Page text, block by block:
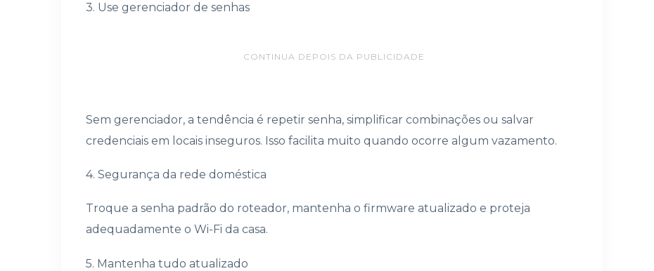
3. Use gerenciador de senhas
CONTINUA DEPOIS DA PUBLICIDADE
Sem gerenciador, a tendência é repetir senha, simplificar combinações ou salvar
credenciais em locais inseguros. Isso facilita muito quando ocorre algum vazamento.
4. Segurança da rede doméstica
Troque a senha padrão do roteador, mantenha o firmware atualizado e proteja
adequadamente o Wi-Fi da casa.
5. Mantenha tudo atualizado